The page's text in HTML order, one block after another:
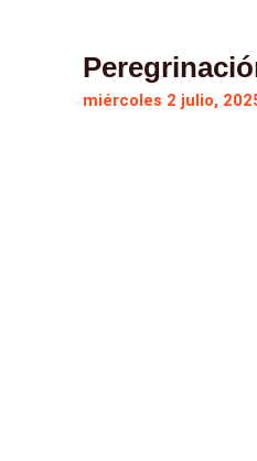
miércoles 2 julio,